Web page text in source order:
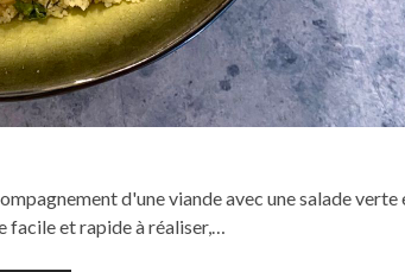
d'une viande avec une salade verte
facile et rapide à réaliser,…